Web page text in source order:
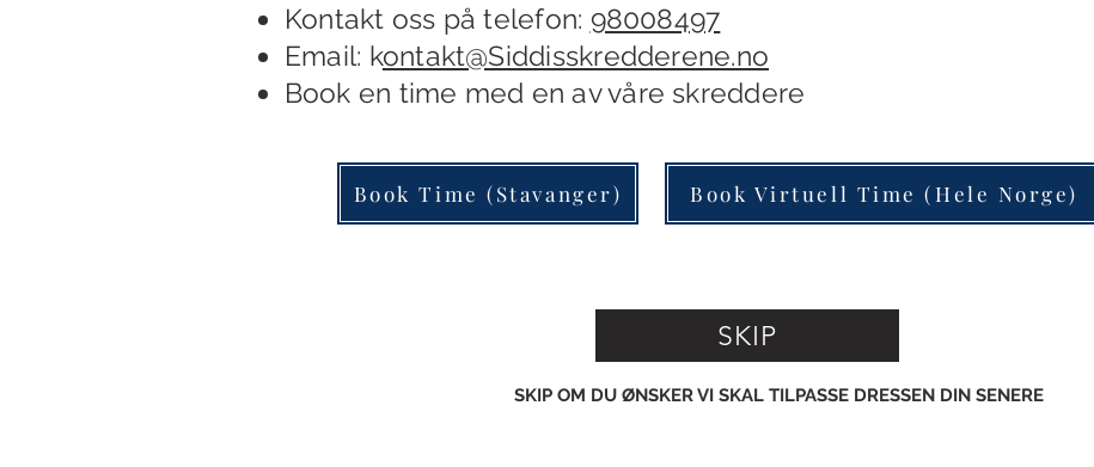
Kontakt oss på telefon: 98008497
Email: kontakt@Siddisskredderene.no
Book en time med en av våre skreddere
Book Time (Stavanger) Book Virtuell Time (Hele Norge)
SKIP
SKIP OM DU ØNSKER VI SKAL TILPASSE DRESSEN DIN SENERE